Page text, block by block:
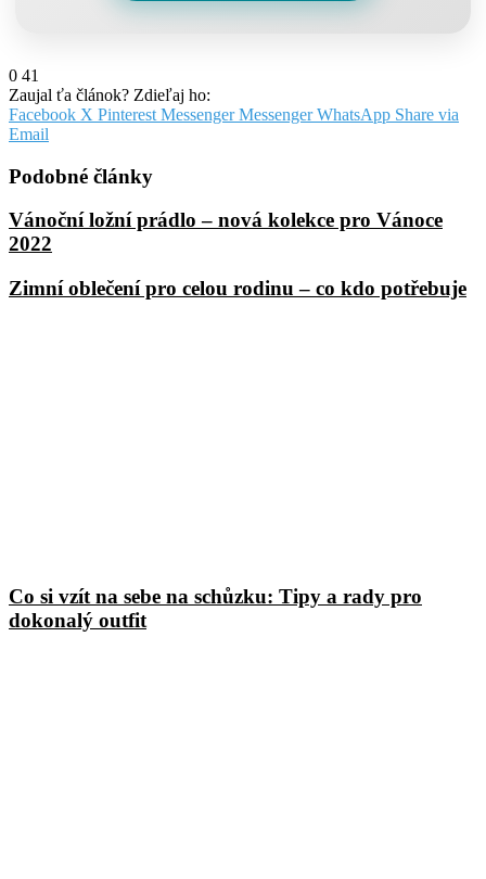
0 41
Zaujal ťa článok? Zdieľaj ho:
Facebook X Pinterest Messenger Messenger WhatsApp Share via
Email
Podobné články
Vánoční ložní prádlo – nová kolekce pro Vánoce
2022
Zimní oblečení pro celou rodinu – co kdo potřebuje
Co si vzít na sebe na schůzku: Tipy a rady pro
dokonalý outfit